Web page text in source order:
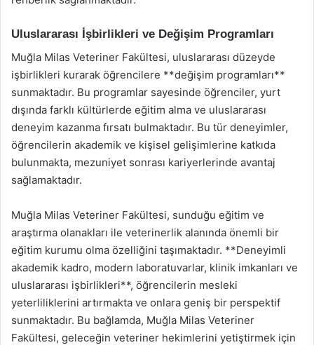
Uluslararası İşbirlikleri ve Değişim Programları
Muğla Milas Veteriner Fakültesi, uluslararası düzeyde
işbirlikleri kurarak öğrencilere **değişim programları**
sunmaktadır. Bu programlar sayesinde öğrenciler, yurt
dışında farklı kültürlerde eğitim alma ve uluslararası
deneyim kazanma fırsatı bulmaktadır. Bu tür deneyimler,
öğrencilerin akademik ve kişisel gelişimlerine katkıda
bulunmakta, mezuniyet sonrası kariyerlerinde avantaj
sağlamaktadır.
Muğla Milas Veteriner Fakültesi, sunduğu eğitim ve
araştırma olanakları ile veterinerlik alanında önemli bir
eğitim kurumu olma özelliğini taşımaktadır. **Deneyimli
akademik kadro, modern laboratuvarlar, klinik imkanları ve
uluslararası işbirlikleri**, öğrencilerin mesleki
yeterliliklerini artırmakta ve onlara geniş bir perspektif
sunmaktadır. Bu bağlamda, Muğla Milas Veteriner
Fakültesi, geleceğin veteriner hekimlerini yetiştirmek için